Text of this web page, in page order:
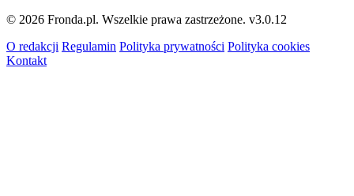
© 2026 Fronda.pl. Wszelkie prawa zastrzeżone. v3.0.12
O redakcji Regulamin Polityka prywatności Polityka cookies
Kontakt